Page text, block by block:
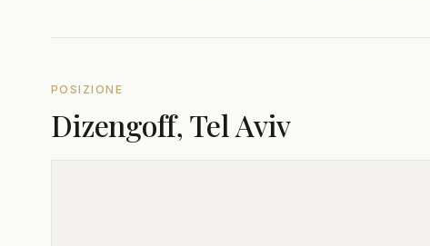
POSIZIONE
Dizengoff, Tel Aviv